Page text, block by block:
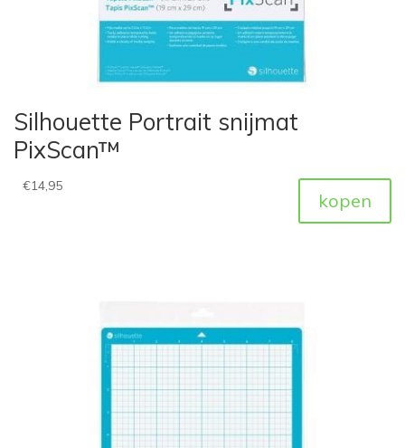
Silhouette Portrait snijmat
PixScan™
€14,95
kopen